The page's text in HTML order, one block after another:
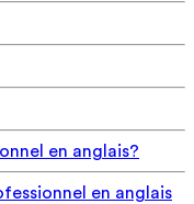
en anglais?
en anglais